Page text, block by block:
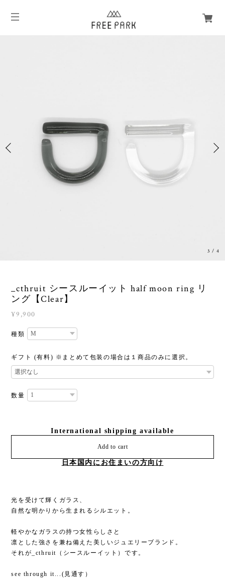
3 /4
_cthruit シースルーイット half moon ring リ
ング【Clear】
¥9,900
種類
ギフト (有料) ※まとめて包装の場合は１商品のみに選択。
数量
International shipping available
Add to cart
日本国内にお住まいの方向け
光を受けて輝くガラス、
自然な明かりから生まれるシルエット。
軽やかなガラスの持つ女性らしさと
凛とした強さを兼ね備えた美しいジュエリーブランド。
それが_cthruit（シースルーイット）です。
see through it...(見通す）